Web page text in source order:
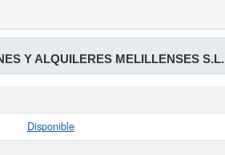
Y ALQUILERES MELILLENSES S.L.
Disponible